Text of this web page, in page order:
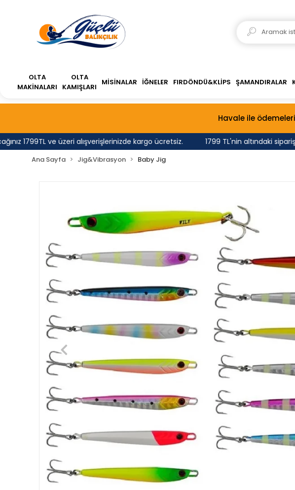
Havale ile
1799TL ve üzeri alışverişlerinizde kargo ücretsiz. 1799 TL'nin altındaki
OLTA
MAKİNALARI
OLTA
KAMIŞLARI
MİSİNALAR İĞNELER FIRDÖNDÜ&KLİPS ŞAMANDIRALAR
Ana Sayfa Jig&Vibrasyon Baby Jig